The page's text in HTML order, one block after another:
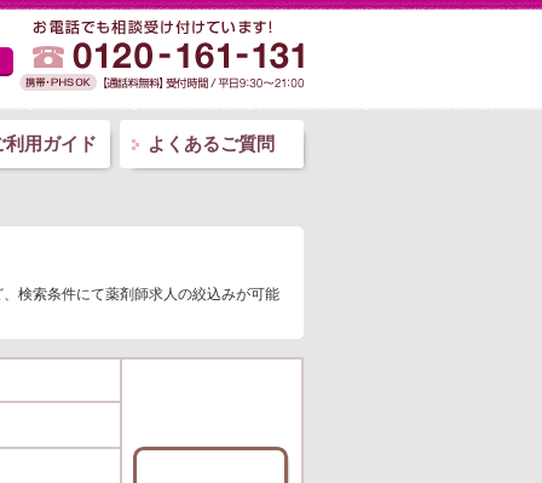
利用ガイド よくあるご質問
検索条件にて薬剤師求人の絞込みが可能